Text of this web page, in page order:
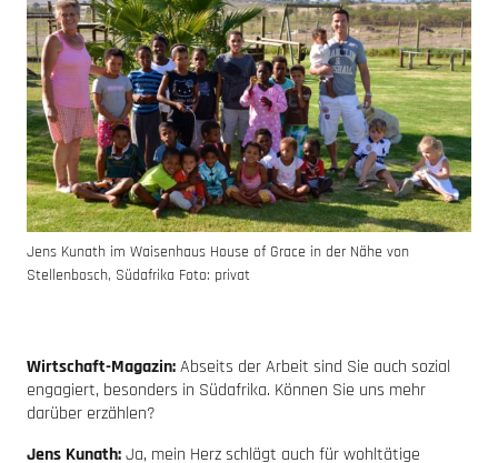
Jens Kunath im Waisenhaus House of Grace in der Nähe von
Stellenbosch, Südafrika Foto: privat
Wirtschaft-Magazin:Abseits der Arbeit sind Sie auch sozial
engagiert, besonders in Südafrika. Können Sie uns mehr
darüber erzählen?
Jens Kunath:Ja, mein Herz schlägt auch für wohltätige